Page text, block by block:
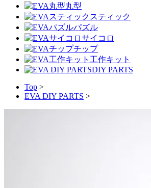
丸型
スティック
パズル
サイコロ
チップ
工作キット
DIY PARTS
Top >
EVA DIY PARTS >